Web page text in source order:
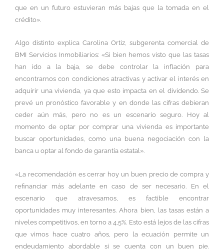
que en un futuro estuvieran más bajas que la tomada en el
crédito».
Algo distinto explica Carolina Ortiz, subgerenta comercial de
BMI Servicios Inmobiliarios: «Si bien hemos visto que las tasas
han ido a la baja, se debe controlar la inflación para
encontrarnos con condiciones atractivas y activar el interés en
adquirir una vivienda, ya que esto impacta en el dividendo. Se
prevé un pronóstico favorable y en donde las cifras debieran
ceder aún más, pero no es un escenario seguro. Hoy al
momento de optar por comprar una vivienda es importante
buscar oportunidades, como una buena negociación con la
banca u optar al fondo de garantía estatal».
«La recomendación es cerrar hoy un buen precio de compra y
refinanciar más adelante en caso de ser necesario. En el
escenario que atravesamos, es factible encontrar
oportunidades muy interesantes. Ahora bien, las tasas están a
niveles competitivos, en torno a 4,5%. Esto está lejos de las cifras
que vimos hace cuatro años, pero la ecuación permite un
endeudamiento abordable si se cuenta con un buen pie.